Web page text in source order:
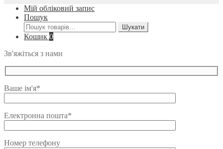
Мій обліковий запис
Пошук
Шукати:
Шукати
Кошик 0
Зв'яжіться з нами
Ваше ім'я*
Електронна пошта*
Номер телефону